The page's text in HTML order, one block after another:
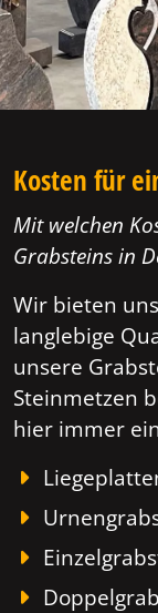
Kosten für
Mit welchen
Grabsteins in
Wir bieten
langlebige
unsere
Steinmetzen
hier immer